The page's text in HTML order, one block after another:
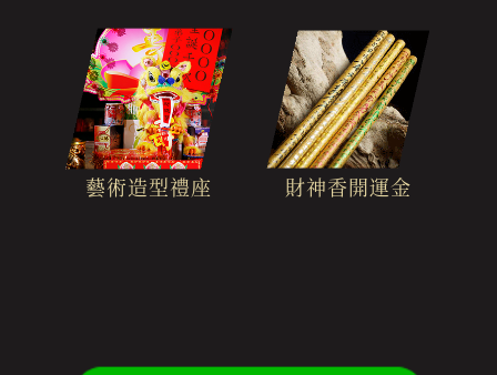
藝術造型禮座 財神香開運金